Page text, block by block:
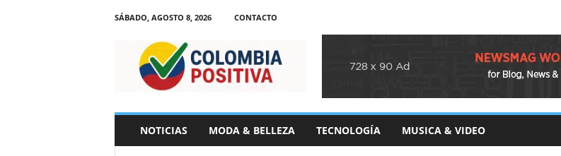
SÁBADO, AGOSTO 8, 2026
CONTACTO
NOTICIAS MODA & BELLEZA TECNOLOGÍA MUSICA & VIDEO